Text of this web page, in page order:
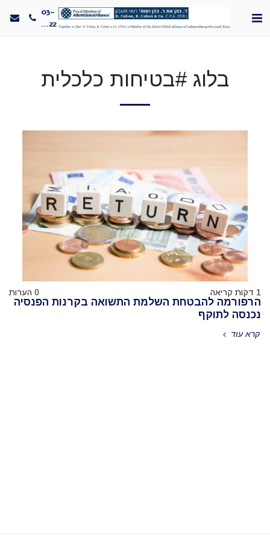
03-
5330022
בלוג #בטיחות כלכלית
1 דקות קריאה 0 הערות
הרפורמה להבטחת השלמת התשואה בקרנות הפנסיה
נכנסה לתוקף
קרא עוד